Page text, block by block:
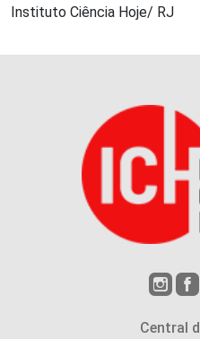
Instituto Ciência Hoje/ RJ
Central